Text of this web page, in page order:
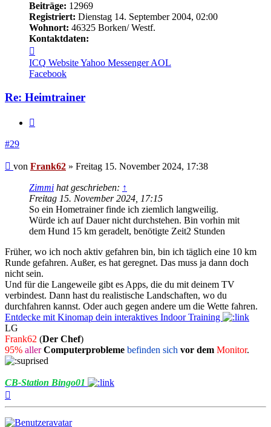
Beiträge: 12969
Registriert: Dienstag 14. September 2004, 02:00
Wohnort: 46325 Borken/ Westf.
Kontaktdaten:
von
Frank62
ICQ WebsiteYahoo Messenger AOL
Facebook
Re: Heimtrainer
#29
Beitrag
von Frank62 » Freitag 15. November 2024, 17:38
Zimmi hat geschrieben: ↑
Freitag 15. November 2024, 17:15
So ein Hometrainer finde ich ziemlich langweilig.
Würde ich auf Dauer nicht durchstehen. Bin vorhin mit
dem Hund 15 km geradelt, benötigte Zeit2 Stunden
Früher, wo ich noch aktiv gefahren bin, bin ich täglich eine 10 km
Runde gefahren. Außer, es hat geregnet. Das muss ja dann doch
nicht sein.
Und für die Langeweile gibt es Apps, die du mit deinem TV
verbindest. Dann hast du realistische Landschaften, wo du
durchfahren kannst. Oder auch gegen andere um die Wette fahren.
Entdecke mit Kinomap dein interaktives Indoor Training
LG
Frank62 (Der Chef)
95% aller Computerprobleme befinden sich vor dem Monitor.
CB-Station Bingo01